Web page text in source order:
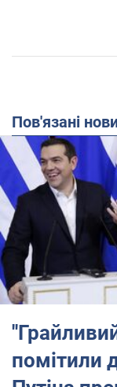
Пов'язані
помітили